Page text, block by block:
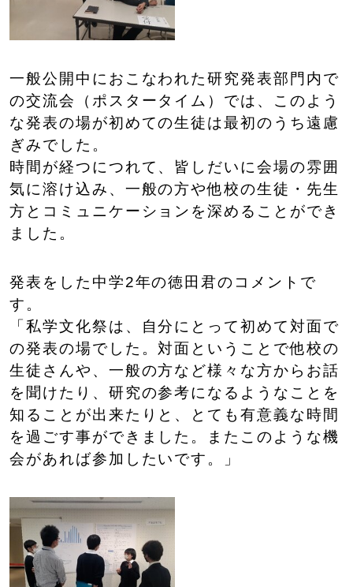
一般公開中におこなわれた研究発表部門内で
の交流会（ポスタータイム）では、このよう
な発表の場が初めての生徒は最初のうち遠慮
ぎみでした。
時間が経つにつれて、皆しだいに会場の雰囲
気に溶け込み、一般の方や他校の生徒・先生
方とコミュニケーションを深めることができ
ました。
発表をした中学2年の徳田君のコメントで
す。
「私学文化祭は、自分にとって初めて対面で
の発表の場でした。対面ということで他校の
生徒さんや、一般の方など様々な方からお話
を聞けたり、研究の参考になるようなことを
知ることが出来たりと、とても有意義な時間
を過ごす事ができました。またこのような機
会があれば参加したいです。」